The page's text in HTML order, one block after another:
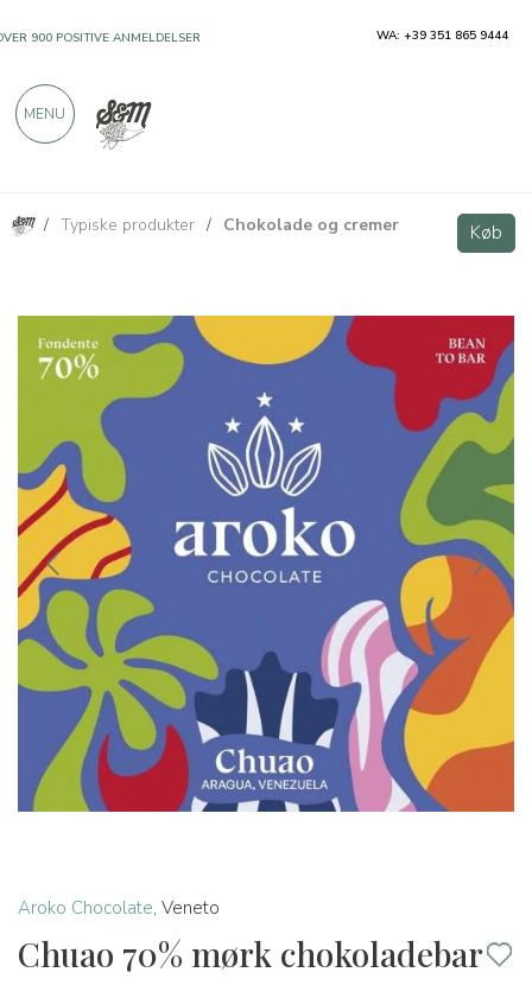
/ Typiske produkter / Chokolade og cremer Køb
Aroko Chocolate, Veneto
Chuao 70% mørk chokoladebar
Chuao 70% mørk chokoladebar Køb
900 POSITIVE ANMELDELSER WA: +39 351 865 9444
MENU